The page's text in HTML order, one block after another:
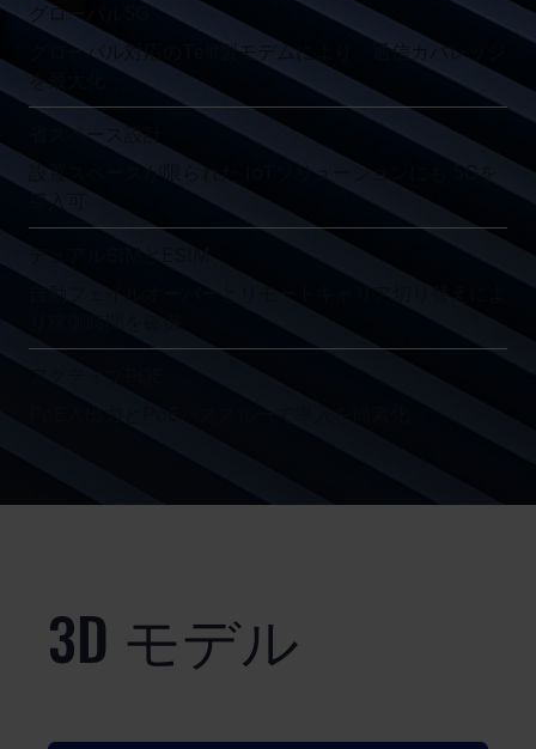
グローバル5G
グローバル対応のTelit製モデムにより、通信カバレッジ
を最大化
省スペース設計
設置スペースが限られた IoTソリューションにも 5Gを
導入可
デュアルSIMとESIM
自動フェイルオーバーとリモートキャリア切り替えによ
3D モデル